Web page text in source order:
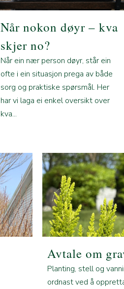
Når nokon døyr – kva
skjer no?
Når ein nær person døyr, står ein
ofte i ein situasjon prega av både
sorg og praktiske spørsmål. Her
har vi laga ei enkel oversikt over
kva...
Avtale om
Planting, stell og
ordnast ved å